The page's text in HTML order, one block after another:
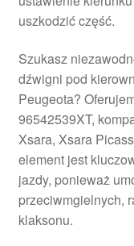
uszkodzić część.
Szukasz
dźwigni pod
Peugeota?
96542539XT,
Xsara, Xsara
element jest
jazdy, ponieważ
przeciwmgielnych,
klaksonu.